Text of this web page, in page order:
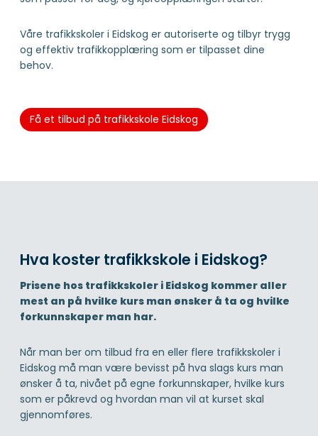
Våre trafikkskoler i Eidskog er autoriserte og tilbyr trygg
og effektiv trafikkopplæring som er tilpasset dine
behov.
Få et tilbud på trafikkskole Eidskog
Hva koster trafikkskole i Eidskog?
Prisene hos trafikkskoler i Eidskog kommer aller
mest an på hvilke kurs man ønsker å ta og hvilke
forkunnskaper man har.
Når man ber om tilbud fra en eller flere trafikkskoler i
Eidskog må man være bevisst på hva slags kurs man
ønsker å ta, nivået på egne forkunnskaper, hvilke kurs
som er påkrevd og hvordan man vil at kurset skal
gjennomføres.